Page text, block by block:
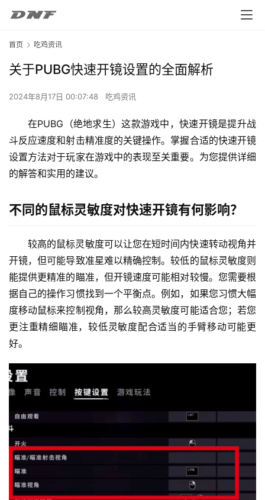
首页 吃鸡资讯
关于PUBG快速开镜设置的全面解析
2024年8月17日 00:07:48 吃鸡资讯
在PUBG（绝地求生）这款游戏中，快速开镜是提升战
斗反应速度和射击精准度的关键操作。掌握合适的快速开镜
设置方法对于玩家在游戏中的表现至关重要。为您提供详细
的解答和实用的建议。
不同的鼠标灵敏度对快速开镜有何影响？
较高的鼠标灵敏度可以让您在短时间内快速转动视角并
开镜，但可能导致准星难以精确控制。较低的鼠标灵敏度则
能提供更精准的瞄准，但开镜速度可能相对较慢。您需要根
据自己的操作习惯找到一个平衡点。例如，如果您习惯大幅
度移动鼠标来控制视角，那么较高灵敏度可能适合您；若您
更注重精细瞄准，较低灵敏度配合适当的手臂移动可能更
好。